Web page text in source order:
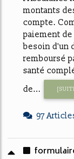
montants
compte.
paiement de
besoin d'un
remboursé
santé
de...
97